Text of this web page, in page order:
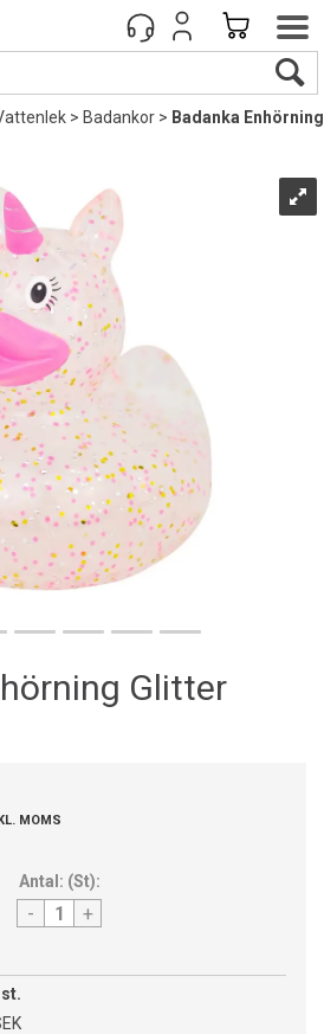
>Badankor> Badanka Enhörning
Glitter
MOMS
Antal: (St):
- +